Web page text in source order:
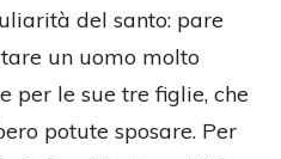
del santo: pare
un uomo molto
per le sue tre figlie, che
potute sposare. Per